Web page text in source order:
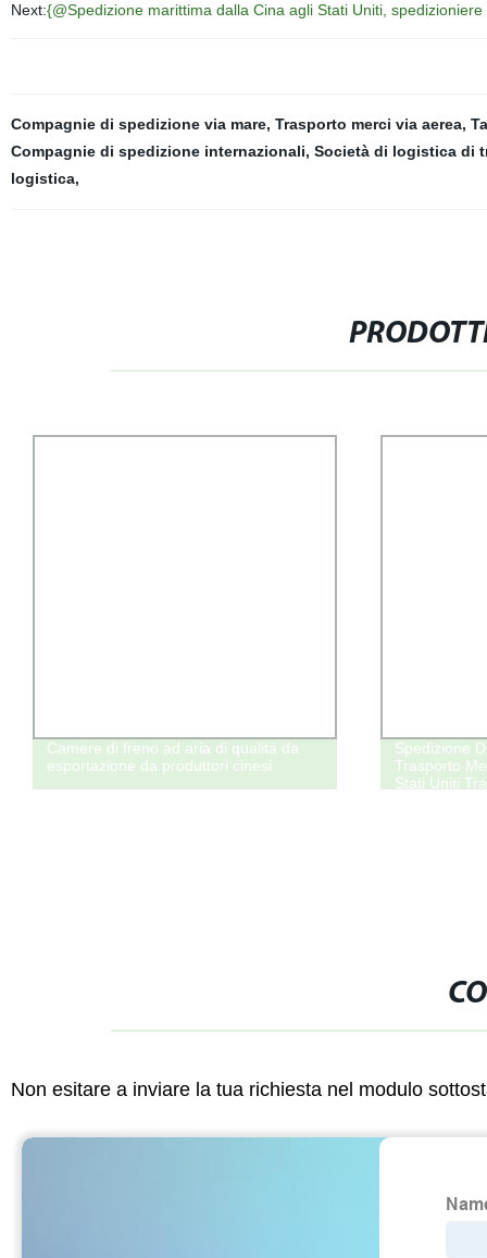
Next:{@Spedizione marittima dalla Cina agli Stati Uniti,
Compagnie di spedizione via mare, Trasporto merci via aerea,
Compagnie di spedizione internazionali, Società di logistica di
logistica,
Camere di freno ad aria di qualità da
esportazione da produttori cinesi
Spedizione
Trasporto
Stati Uniti
Non esitare a inviare la tua richiesta nel modulo